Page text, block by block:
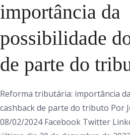
importância da
possibilidade
de parte do
Reforma tributária: importância
cashback de parte do tributo Por
08/02/2024 Facebook Twitter